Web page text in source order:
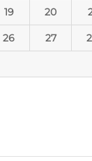
19 20
26 27